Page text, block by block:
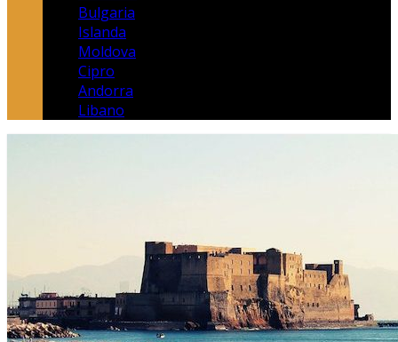
Bulgaria
Islanda
Moldova
Cipro
Andorra
Libano